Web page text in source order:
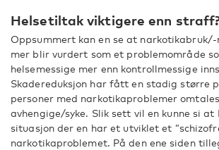
Helsetiltak viktigere enn
Oppsummert kan en se at narkotikabruk/-
mer blir vurdert som et problemområde
helsemessige mer enn kontrollmessige
Skadereduksjon har fått en stadig større
personer med narkotikaproblemer
avhengige/syke. Slik sett vil en kunne si at
situasjon der en har et utviklet et
narkotikaproblemet. På den ene siden